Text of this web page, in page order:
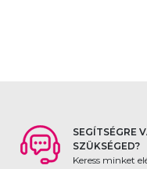
SEGÍTSÉGRE
SZÜKSÉGED?
Keress minket